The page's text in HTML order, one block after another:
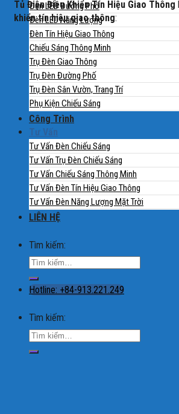
Đèn LED Đường Phố
Đèn LED Năng Lượng
Đèn Tín Hiệu Giao Thông
Chiếu Sáng Thông Minh
Trụ Đèn Giao Thông
Trụ Đèn Đường Phố
Trụ Đèn Sân Vườn, Trang Trí
Phụ Kiện Chiếu Sáng
Công Trình
Tư Vấn
Tư Vấn Đèn Chiếu Sáng
Tư Vấn Trụ Đèn Chiếu Sáng
Tư Vấn Chiếu Sáng Thông Minh
Tư Vấn Đèn Tín Hiệu Giao Thông
Tư Vấn Đèn Năng Lượng Mặt Trời
LIÊN HỆ
Tìm kiếm:
Hotline: +84-913.221.249
Tìm kiếm:
Tủ Điện Điều Khiển Tín Hiệu Giao Thông
khiển tín hiệu giao thông: